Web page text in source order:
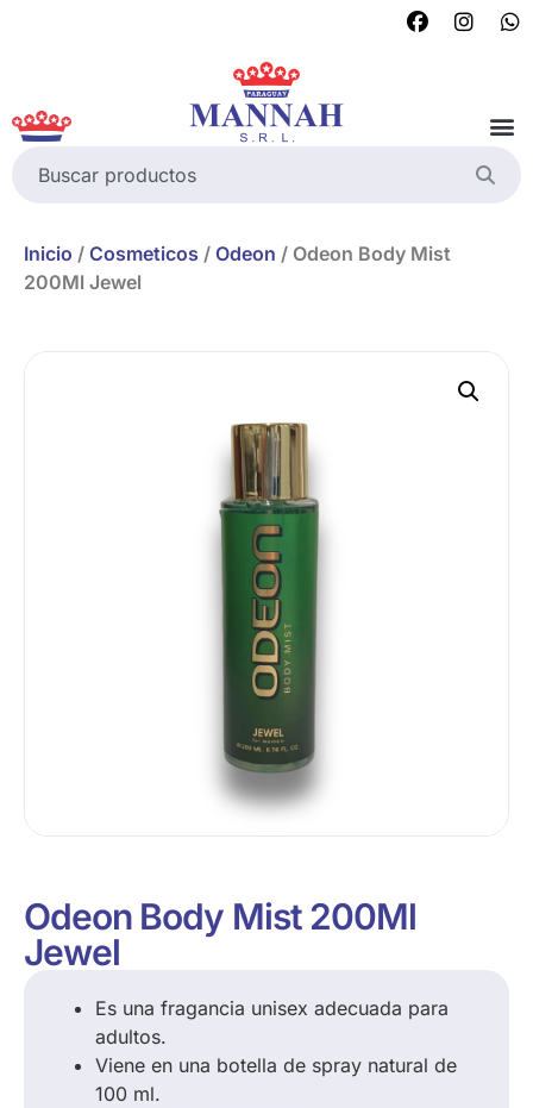
Inicio / Cosmeticos / Odeon / Odeon Body Mist
200Ml Jewel
Odeon Body Mist 200Ml
Jewel
Es una fragancia unisex adecuada para
adultos.
Viene en una botella de spray natural de
100 ml.